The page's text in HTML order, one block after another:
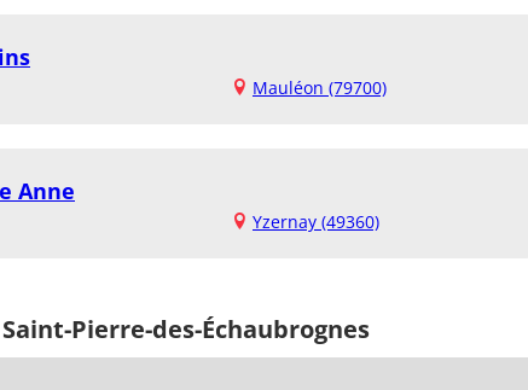
Mauléon (79700)
Anne
Yzernay (49360)
Pierre-des-Échaubrognes